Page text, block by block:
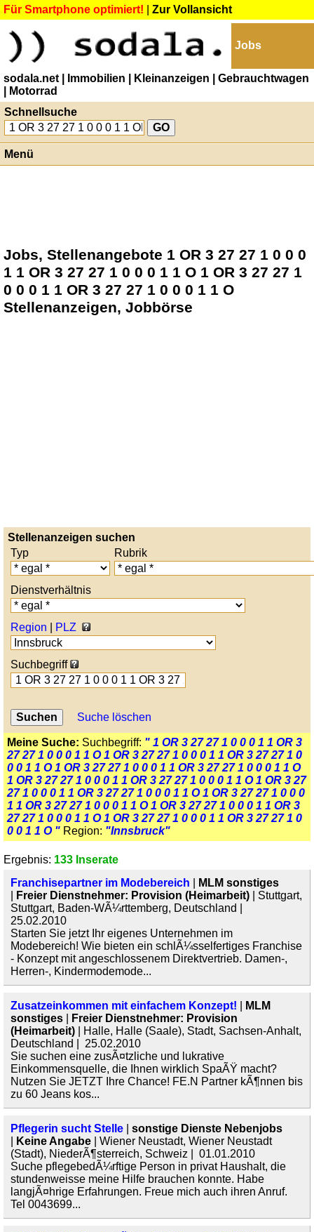
Für Smartphone optimiert! Zur Vollansicht
Jobs
sodala.net | Immobilien | Kleinanzeigen
| Gebrauchtwagen
| Motorrad
Schnellsuche
Menü
Jobs, Stellenangebote 1 OR 3 27 27 1 0 0 0
1 1 OR 3 27 27 1 0 0 0 1 1 O 1 OR 3 27 27 1
0 0 0 1 1 OR 3 27 27 1 0 0 0 1 1 O
Stellenanzeigen, Jobbörse
Stellenanzeigen suchen
Typ
Rubrik
Dienstverhältnis
Region PLZ
Suchbegriff
Suche löschen
Meine Suche: Suchbegriff: " 1 OR 3 27 27 1 0 0 0 1 1 OR 3
27 27 1 0 0 0 1 1 O 1 OR 3 27 27 1 0 0 0 1 1 OR 3 27 27 1 0
0 0 1 1 O 1 OR 3 27 27 1 0 0 0 1 1 OR 3 27 27 1 0 0 0 1 1 O
1 OR 3 27 27 1 0 0 0 1 1 OR 3 27 27 1 0 0 0 1 1 O 1 OR 3 27
27 1 0 0 0 1 1 OR 3 27 27 1 0 0 0 1 1 O 1 OR 3 27 27 1 0 0 0
1 1 OR 3 27 27 1 0 0 0 1 1 O 1 OR 3 27 27 1 0 0 0 1 1 OR 3
27 27 1 0 0 0 1 1 O 1 OR 3 27 27 1 0 0 0 1 1 OR 3 27 27 1 0
0 0 1 1 O " Region: "Innsbruck"
Ergebnis: 133 Inserate
Franchisepartner im Modebereich
MLM sonstiges
Freier Dienstnehmer: Provision (Heimarbeit) | Stuttgart,
Stuttgart, Baden-WÃ¼rttemberg, Deutschland |
25.02.2010
Starten Sie jetzt Ihr eigenes Unternehmen im
Modebereich! Wie bieten ein schlÃ¼sselfertiges Franchise
- Konzept mit angeschlossenem Direktvertrieb. Damen-,
Herren-, Kindermodemode...
Zusatzeinkommen mit einfachem Konzept!
MLM
sonstiges
Freier Dienstnehmer: Provision
(Heimarbeit) | Halle, Halle (Saale), Stadt, Sachsen-Anhalt,
Deutschland | 25.02.2010
Sie suchen eine zusÃ¤tzliche und lukrative
Einkommensquelle, die Ihnen wirklich SpaÃŸ macht?
Nutzen Sie JETZT Ihre Chance! FE.N Partner kÃ¶nnen bis
zu 60 Jeans kos...
Pflegerin sucht Stelle
sonstige Dienste Nebenjobs
Keine Angabe | Wiener Neustadt, Wiener Neustadt
(Stadt), NiederÃ¶sterreich, Schweiz | 01.01.2010
Suche pflegebedÃ¼rftige Person in privat Haushalt, die
stundenweisse meine Hilfe brauchen konnte. Habe
langjÃ¤hrige Erfahrungen. Freue mich auch ihren Anruf.
Tel 0043699...